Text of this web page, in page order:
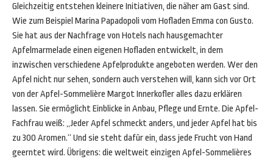
Gleichzeitig entstehen kleinere Initiativen, die näher am Gast sind.
Wie zum Beispiel Marina Papadopoli vom Hofladen Emma con Gusto.
Sie hat aus der Nachfrage von Hotels nach hausgemachter
Apfelmarmelade einen eigenen Hofladen entwickelt, in dem
inzwischen verschiedene Apfelprodukte angeboten werden. Wer den
Apfel nicht nur sehen, sondern auch verstehen will, kann sich vor Ort
von der Apfel-Sommelière Margot Innerkofler alles dazu erklären
lassen. Sie ermöglicht Einblicke in Anbau, Pflege und Ernte. Die Apfel-
Fachfrau weiß: „Jeder Apfel schmeckt anders, und jeder Apfel hat bis
zu 300 Aromen.“ Und sie steht dafür ein, dass jede Frucht von Hand
geerntet wird. Übrigens: die weltweit einzigen Apfel-Sommelières